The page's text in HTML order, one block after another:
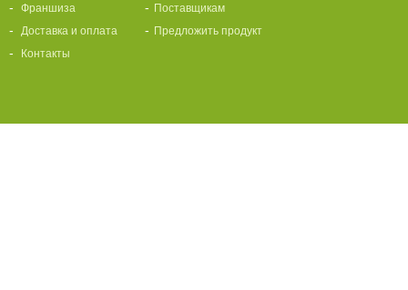
Франшиза
Доставка и оплата
Контакты
Поставщикам
Предложить продукт